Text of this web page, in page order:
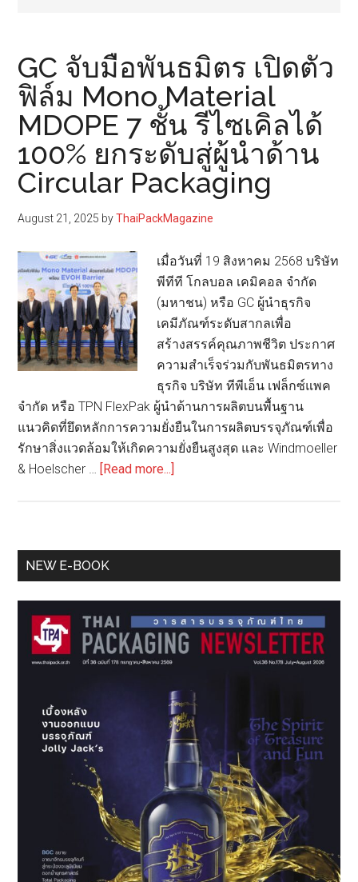
GC จับมือพันธมิตร เปิดตัว
ฟิล์ม Mono Material
MDOPE 7 ชั้น รีไซเคิลได้
100% ยกระดับสู่ผู้นำด้าน
Circular Packaging
August 21, 2025 byThaiPackMagazine
เมื่อวันที่ 19 สิงหาคม 2568 บริษัท
พีทีที โกลบอล เคมิคอล จำกัด
(มหาชน) หรือ GC ผู้นำธุรกิจ
เคมีภัณฑ์ระดับสากลเพื่อ
สร้างสรรค์คุณภาพชีวิต ประกาศ
ความสำเร็จร่วมกับพันธมิตรทาง
ธุรกิจ บริษัท ทีพีเอ็น เฟล็กซ์แพค
จำกัด หรือ TPN FlexPak ผู้นำด้านการผลิตบนพื้นฐาน
แนวคิดที่ยึดหลักการความยั่งยืนในการผลิตบรรจุภัณฑ์เพื่อ
รักษาสิ่งแวดล้อมให้เกิดความยั่งยืนสูงสุด และ Windmoeller
& Hoelscher …
[Read more...]
พันธมิตร
ฟิล์ม
Mono
Material
7
ชั้น
รีไซเคิล
ได้
100%
ยก
ระดับ
สู่
ผู้นำ
Primary
NEW E-BOOK